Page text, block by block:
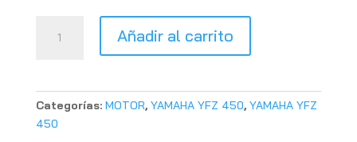
DISTRIBUCION
(USADA)
Añadir al carrito
Categorías: MOTOR, YAMAHA YFZ 450, YAMAHA YFZ
450